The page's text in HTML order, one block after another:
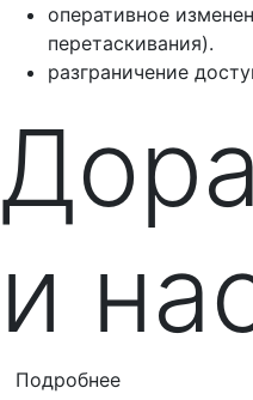
оперативное
перетаскивания).
разграничение
и
Подробнее